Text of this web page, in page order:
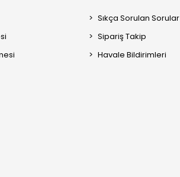
Sıkça Sorulan Sorular
Sipariş Takip
Havale Bildirimleri